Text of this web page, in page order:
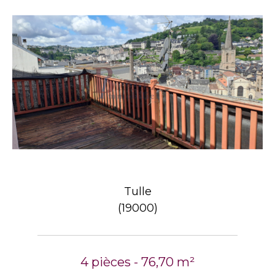
Tulle
(19000)
4 pièces - 76,70 m²